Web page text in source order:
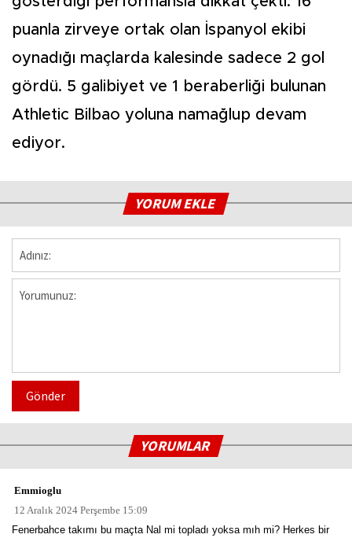
puanla zirveye ortak olan İspanyol ekibi
oynadığı maçlarda kalesinde sadece 2 gol
gördü. 5 galibiyet ve 1 beraberliği bulunan
Athletic Bilbao yoluna namağlup devam
ediyor.
YORUM EKLE
Gönder
YORUMLAR
Emmioglu
12 Aralık 2024 Perşembe 15:09
Fenerbahce takımı bu maçta Nal mi topladı yoksa mıh mi? Herkes bir